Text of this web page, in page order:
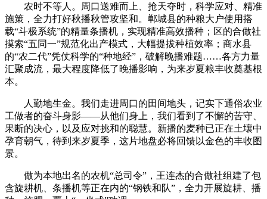
农时不等人。周口送难而上、抢天夺时，科学应对、精准
施策，全力打好秋播秋管攻坚和。郸城县的种粮大户使用搭
载“斗极系统”的精量条播机，实现精准高效播种；区的合做社
摸索“五同一”规范化出产模式，大幅提拔种植效率；商水县
的“农二代”凭仗科学的“种地经”，破解晚播难题……各方力量
汇聚成流，最大程度降低了晚播影响，为来岁夏粮丰收奠基根
本。
人勤地生金。我们走进周口的田间地头，记实下通俗农业
工做者的奋斗身影——从他们身上，我们看到了不懈的苦守、
果断的决心，以及应对挑和的聪慧。新播的麦种已正在土壤中
孕育朝气，待到来岁夏季，这片地盘必将回馈以金色的丰收图
景。
做为本地出名的农机“总司令”，王连杰的合做社组建了包
含旋耕机、条播机等正在内的“钢铁和队”，全力开展旋耕、播